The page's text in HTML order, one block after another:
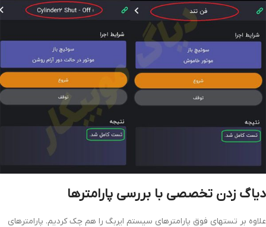
دیاگ زدن تخصصی با بررسی پارامترها
علاوه بر تستهای فوق پارامترهای سیستم ایربگ را هم چک کردیم. پارامترهای